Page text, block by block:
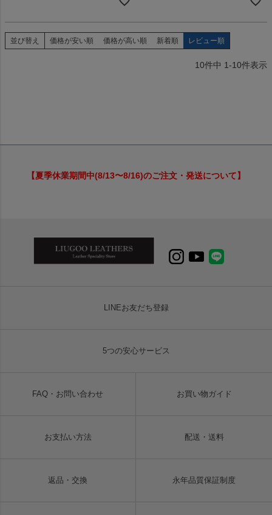
並び替え 価格が安い順 価格が高い順 新着順 レビュー順
10件中 1-10件表示
【夏季休業期間中(8/13〜8/16)のご注文・発送について】
LINEお友だち登録
5つの安心サービス
FAQ・お問い合わせ お買い物ガイド
お支払い方法 配送・送料
返品・交換 永年品質保証制度